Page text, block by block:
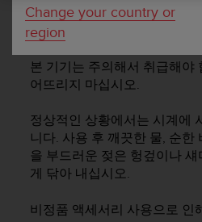
조작 가이드라인
본 기기는 주의해서 취급해야
어뜨리지 마십시오.
정상적인 상황에서는 시계에
니다. 사용 후 깨끗한 물, 순한
을 부드러운 젖은 헝겊이나
게 닦아 내십시오.
비정품 액세서리 사용으로 인
Change your country or
region